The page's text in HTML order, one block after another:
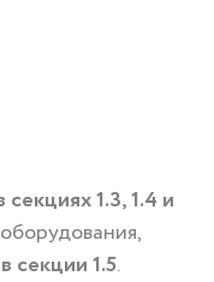
секциях 1.3, 1.4 и
в секции 1.5.